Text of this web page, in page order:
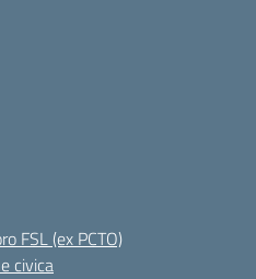
FSL (ex PCTO)
civica